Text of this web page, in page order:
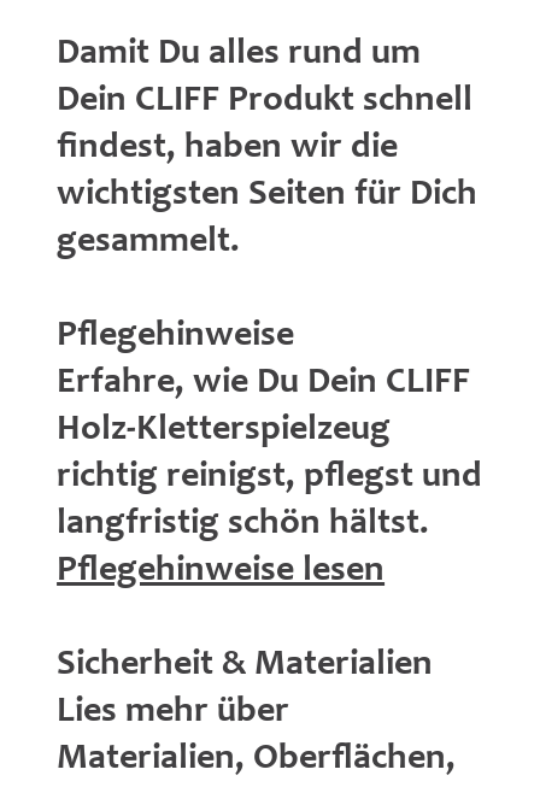
Damit Du alles rund um
Dein CLIFF Produkt schnell
findest, haben wir die
wichtigsten Seiten für Dich
gesammelt.
Pflegehinweise
Erfahre, wie Du Dein CLIFF
Holz-Kletterspielzeug
richtig reinigst, pflegst und
langfristig schön hältst.
Pflegehinweise lesen
Sicherheit & Materialien
Lies mehr über
Materialien, Oberflächen,